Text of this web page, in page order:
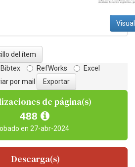
del ítem
Bibtex RefWorks
Excel
por mail
de página(s)
488
en 27-abr-2024
Descarga(s)